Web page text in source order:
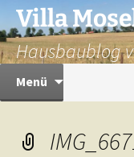
Zum
Inhalt
springen
Villa
Hausbaublog
Menü